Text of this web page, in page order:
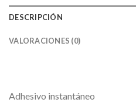
DESCRIPCIÓN
VALORACIONES (0)
Adhesivo instantáneo